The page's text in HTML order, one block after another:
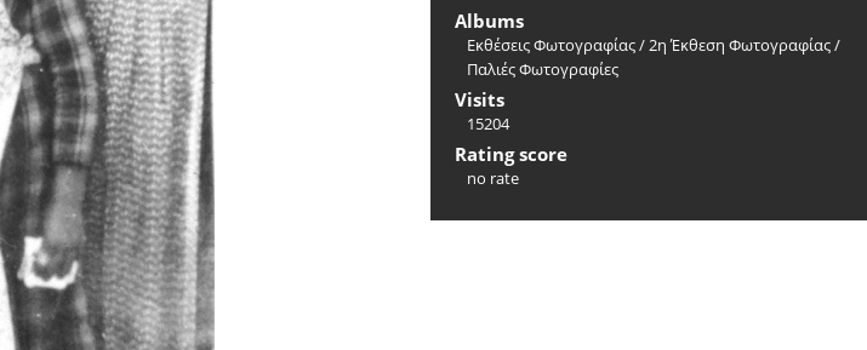
Albums
Εκθέσεις Φωτογραφίας/2η Έκθεση Φωτογραφίας/
Παλιές Φωτογραφίες
Visits
15204
Rating score
no rate